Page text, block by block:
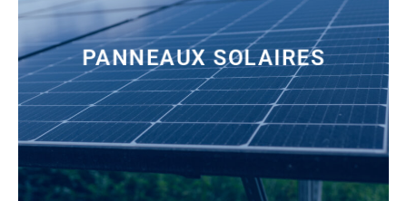
PANNEAUX SOLAIRES
installation, rénovation, dépannage…